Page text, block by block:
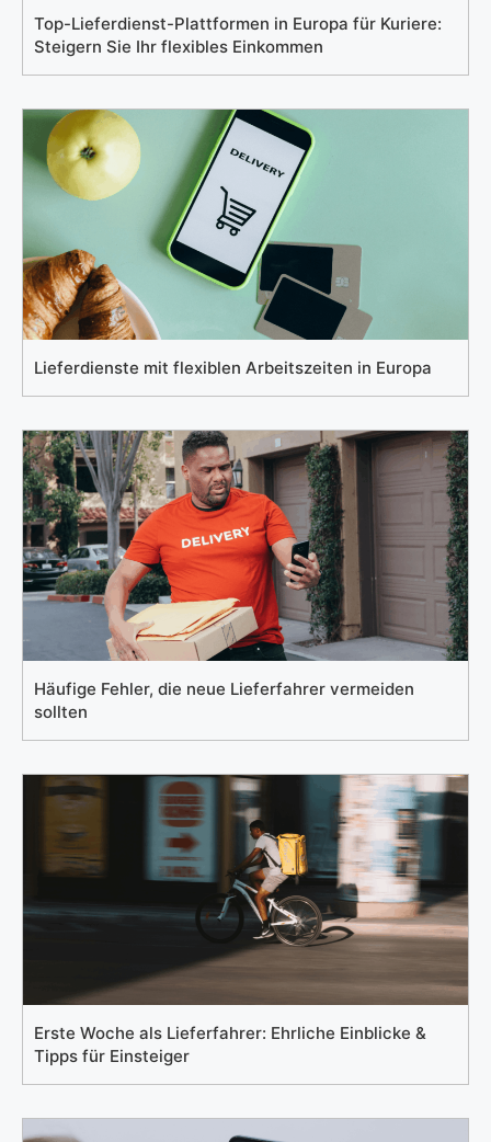
Top-Lieferdienst-Plattformen in Europa für Kuriere:
Steigern Sie Ihr flexibles Einkommen
Lieferdienste mit flexiblen Arbeitszeiten in Europa
Häufige Fehler, die neue Lieferfahrer vermeiden
sollten
Erste Woche als Lieferfahrer: Ehrliche Einblicke &
Tipps für Einsteiger